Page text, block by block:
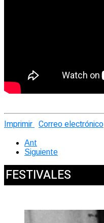
Imprimir Correo electrónico
Ant
Siguiente
FESTIVALES